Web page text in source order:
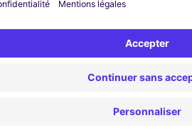
(C)
14.5
dans les ruelles du cœur de ville et
musées et monuments qui font la
des parcs et jardins pour une
les massifs vosgiens, les
la gastronomie régionale
pour conduire à